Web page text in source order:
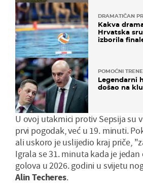
DRAMATIČAN
Kakva
Hrvatska
izborila
POMOĆNI
Legendarni
došao na
U ovoj utakmici protiv Sepsija su
prvi pogodak, već u 19. minuti.
ali uskoro je uslijedio kraj priče,
Igrala se 31. minuta kada je
golova u 2026. godini u svijetu
Alin Techeres.